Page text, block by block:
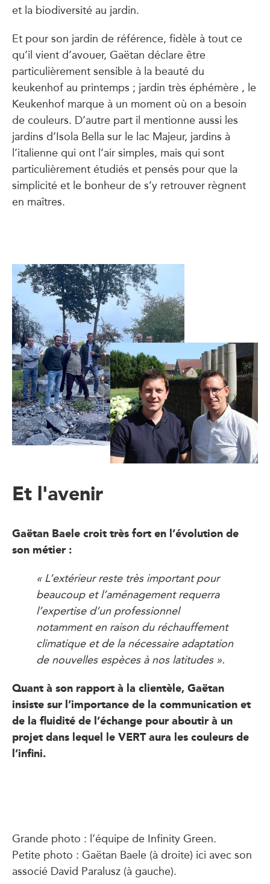
et la biodiversité au jardin.
Et pour son jardin de référence, fidèle à tout ce
qu’il vient d’avouer, Gaëtan déclare être
particulièrement sensible à la beauté du
keukenhof au printemps ; jardin très éphémère , le
Keukenhof marque à un moment où on a besoin
de couleurs. D’autre part il mentionne aussi les
jardins d’Isola Bella sur le lac Majeur, jardins à
l’italienne qui ont l’air simples, mais qui sont
particulièrement étudiés et pensés pour que la
simplicité et le bonheur de s’y retrouver règnent
en maîtres.
Et l'avenir
Gaëtan Baele croit très fort en l’évolution de
son métier :
« L’extérieur reste très important pour
beaucoup et l’aménagement requerra
l’expertise d’un professionnel
notamment en raison du réchauffement
climatique et de la nécessaire adaptation
de nouvelles espèces à nos latitudes ».
Quant à son rapport à la clientèle, Gaëtan
insiste sur l’importance de la communication et
de la fluidité de l’échange pour aboutir à un
projet dans lequel le VERT aura les couleurs de
l’infini.
Grande photo : l’équipe de Infinity Green.
Petite photo : Gaëtan Baele (à droite) ici avec son
associé David Paralusz (à gauche).